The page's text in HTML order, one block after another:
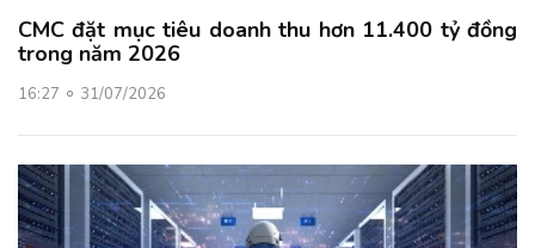
CMC đặt mục tiêu doanh thu hơn 11.400 tỷ đồng
trong năm 2026
16:27 31/07/2026